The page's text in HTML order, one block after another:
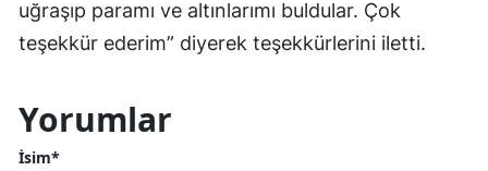
uğraşıp paramı ve altınlarımı buldular. Çok
teşekkür ederim” diyerek teşekkürlerini iletti.
Yorumlar
İsim*